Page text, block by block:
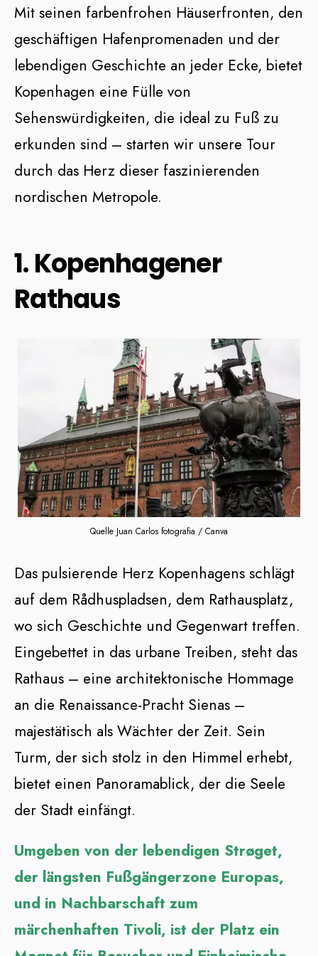
Mit seinen farbenfrohen Häuserfronten, den
geschäftigen Hafenpromenaden und der
lebendigen Geschichte an jeder Ecke, bietet
Kopenhagen eine Fülle von
Sehenswürdigkeiten, die ideal zu Fuß zu
erkunden sind – starten wir unsere Tour
durch das Herz dieser faszinierenden
nordischen Metropole.
1. Kopenhagener
Rathaus
Quelle Juan Carlos fotografia / Canva
Das pulsierende Herz Kopenhagens schlägt
auf dem Rådhuspladsen, dem Rathausplatz,
wo sich Geschichte und Gegenwart treffen.
Eingebettet in das urbane Treiben, steht das
Rathaus – eine architektonische Hommage
an die Renaissance-Pracht Sienas –
majestätisch als Wächter der Zeit. Sein
Turm, der sich stolz in den Himmel erhebt,
bietet einen Panoramablick, der die Seele
der Stadt einfängt.
Umgeben von der lebendigen Strøget,
der längsten Fußgängerzone Europas,
und in Nachbarschaft zum
märchenhaften Tivoli, ist der Platz ein